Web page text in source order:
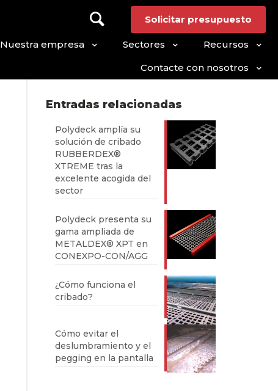
Solicitar presupuesto
Nuestra empresa Sectores
Recursos
Contacte con nosotros
Entradas relacionadas
Polydeck amplía su
solución de cribado
RUBBERDEX®
XTREME tras la
excelente acogida del
sector
Polydeck presenta su
gama ampliada de
METALDEX® XPT en
CONEXPO-CON/AGG
¿Cómo funciona el
cribado?
Cómo evitar el
deslumbramiento y el
pegging en la pantalla